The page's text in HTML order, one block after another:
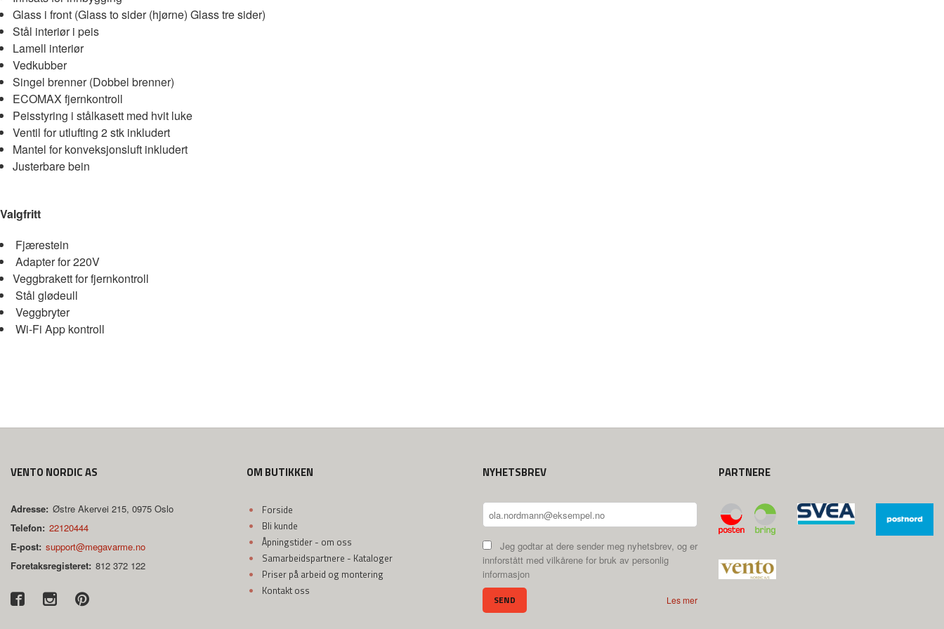
Glass i front (Glass to sider (hjørne) Glass tre sider)
Stål interiør i peis
Lamell interiør
Vedkubber
Singel brenner (Dobbel brenner)
ECOMAX fjernkontroll
Peisstyring i stålkasett med hvit luke
Ventil for utlufting 2 stk inkludert
Mantel for konveksjonsluft inkludert
Justerbare bein
Valgfritt
Fjærestein
Adapter for 220V
Veggbrakett for fjernkontroll
Stål glødeull
Veggbryter
Wi-Fi App kontroll
VENTO NORDIC AS
Adresse: Østre Akervei 215, 0975 Oslo
Telefon: 22120444
E-post: support@megavarme.no
Foretaksregisteret: 812 372 122
OM BUTIKKEN
Forside
Bli kunde
Åpningstider - om oss
Samarbeidspartnere - Kataloger
Priser på arbeid og montering
Kontakt oss
NYHETSBREV
Jeg godtar at dere sender meg nyhetsbrev, og er
innforstått med vilkårene for bruk av personlig
informasjon
Les mer
PARTNERE